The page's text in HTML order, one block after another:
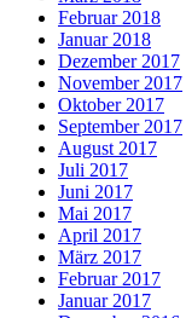
Februar 2018
Januar 2018
Dezember 2017
November 2017
Oktober 2017
September 2017
August 2017
Juli 2017
Juni 2017
Mai 2017
April 2017
März 2017
Februar 2017
Januar 2017